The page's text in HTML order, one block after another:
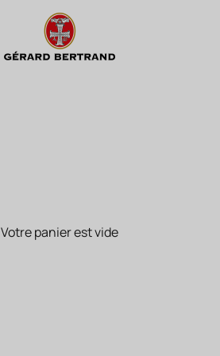
Héritage "An 806" rouge Corbières
Votre panier est vide